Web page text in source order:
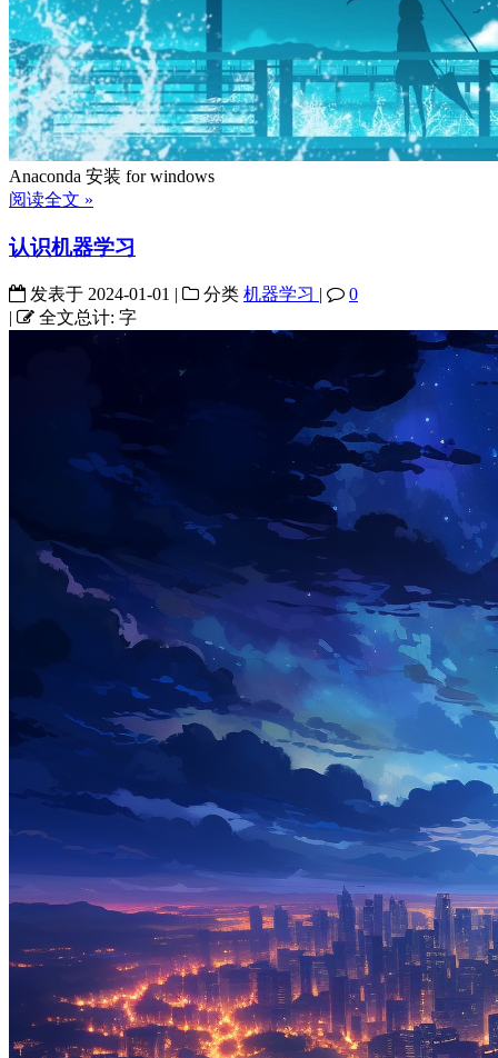
Anaconda 安装 for windows
阅读全文 »
认识机器学习
发表于 2024-01-01 | 分类 机器学习 |
0
|
全文总计: 字